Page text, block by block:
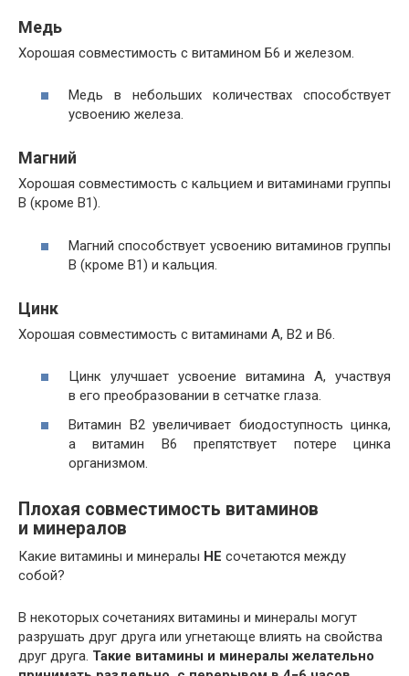
Медь
Хорошая совместимость с витамином Б6 и железом.
Медь в небольших количествах способствует
усвоению железа.
Магний
Хорошая совместимость с кальцием и витаминами группы
B (кроме B1).
Магний способствует усвоению витаминов группы
B (кроме B1) и кальция.
Цинк
Хорошая совместимость с витаминами А, B2 и B6.
Цинк улучшает усвоение витамина A, участвуя
в его преобразовании в сетчатке глаза.
Витамин В2 увеличивает биодоступность цинка,
а витамин В6 препятствует потере цинка
организмом.
Плохая совместимость витаминов
и минералов
Какие витамины и минералы НЕ сочетаются между
собой?
В некоторых сочетаниях витамины и минералы могут
разрушать друг друга или угнетающе влиять на свойства
друг друга. Такие витамины и минералы желательно